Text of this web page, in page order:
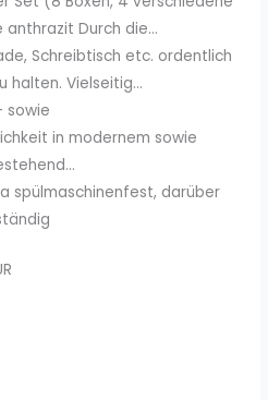
Durch die...
Schreibtisch etc. ordentlich
halten. Vielseitig...
sowie
in modernem sowie
spülmaschinenfest, darüber